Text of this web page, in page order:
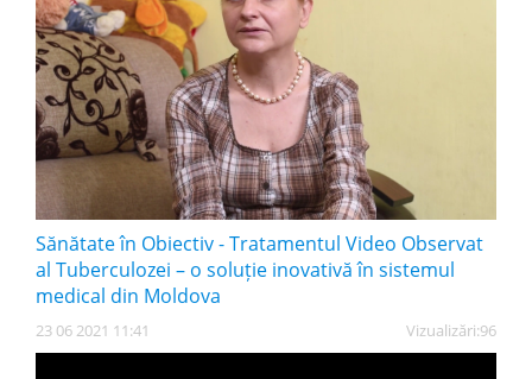
SanoTeca
Sănătate în Obiectiv - Tratamentul Video Observat
al Tuberculozei – o soluție inovativă în sistemul
medical din Moldova
Vizualizări:96
23 06 2021 11:41